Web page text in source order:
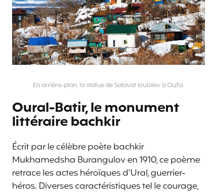
En arrière-plan, la statue de Salavat Ioulaïev à Oufa.
Oural-Batir, le monument
littéraire bachkir
Écrit par le célèbre poète bachkir
Mukhamedsha Burangulov en 1910, ce poème
retrace les actes héroïques d’Ural, guerrier-
héros. Diverses caractéristiques tel le courage,